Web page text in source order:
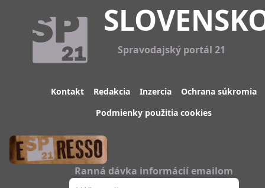
Spravodajský portál 21
Kontakt Redakcia Inzercia
Ochrana súkromia
Podmienky použitia cookies
Ranná dávka informácií emailom